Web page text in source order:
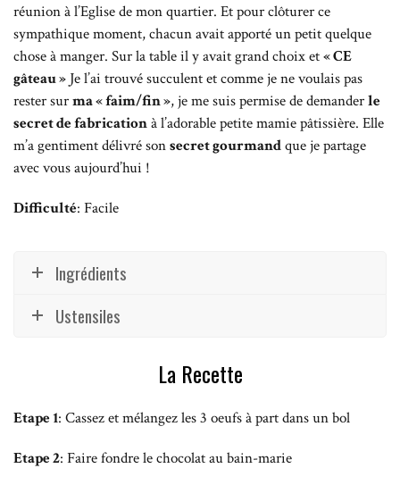
réunion à l’Eglise de mon quartier. Et pour clôturer ce
sympathique moment, chacun avait apporté un petit quelque
chose à manger. Sur la table il y avait grand choix et« CE
gâteau » Je l’ai trouvé succulent et comme je ne voulais pas
rester surma « faim/fin », je me suis permise de demanderle
secret de fabricationà l’adorable petite mamie pâtissière. Elle
m’a gentiment délivré sonsecret gourmandque je partage
avec vous aujourd’hui !
Difficulté: Facile
Ingrédients
Ustensiles
La Recette
Etape 1: Cassez et mélangez les 3 oeufs à part dans un bol
Etape 2: Faire fondre le chocolat au bain-marie